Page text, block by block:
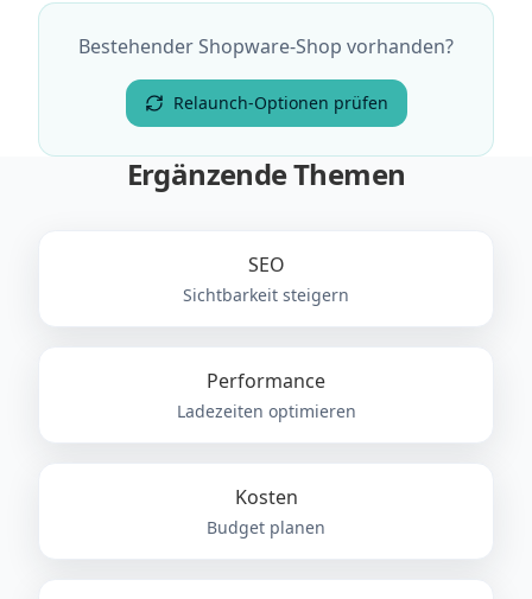
Bestehender Shopware-Shop vorhanden?
Relaunch-Optionen prüfen
Ergänzende Themen
SEO
Sichtbarkeit steigern
Performance
Ladezeiten optimieren
Kosten
Budget planen